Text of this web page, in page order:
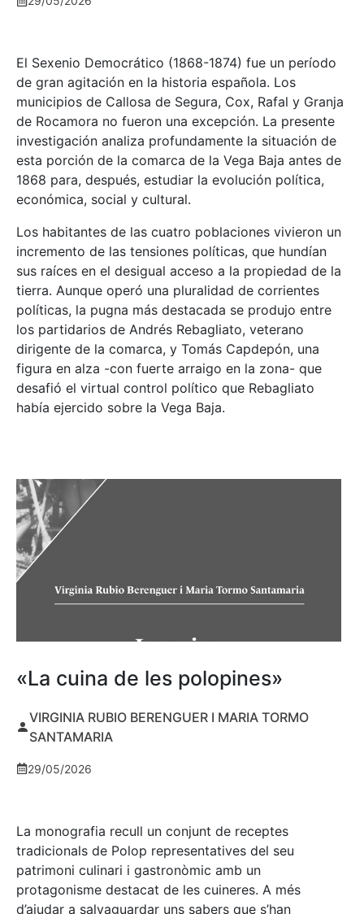
El Sexenio Democrático (1868-1874) fue un período
de gran agitación en la historia española. Los
municipios de Callosa de Segura, Cox, Rafal y Granja
de Rocamora no fueron una excepción. La presente
investigación analiza profundamente la situación de
esta porción de la comarca de la Vega Baja antes de
1868 para, después, estudiar la evolución política,
económica, social y cultural.
Los habitantes de las cuatro poblaciones vivieron un
incremento de las tensiones políticas, que hundían
sus raíces en el desigual acceso a la propiedad de la
tierra. Aunque operó una pluralidad de corrientes
políticas, la pugna más destacada se produjo entre
los partidarios de Andrés Rebagliato, veterano
dirigente de la comarca, y Tomás Capdepón, una
figura en alza -con fuerte arraigo en la zona- que
desafió el virtual control político que Rebagliato
había ejercido sobre la Vega Baja.
«La cuina de les polopines»
VIRGINIA RUBIO BERENGUER I MARIA TORMO
SANTAMARIA
29/05/2026
La monografia recull un conjunt de receptes
tradicionals de Polop representatives del seu
patrimoni culinari i gastronòmic amb un
protagonisme destacat de les cuineres. A més
d’ajudar a salvaguardar uns sabers que s’han